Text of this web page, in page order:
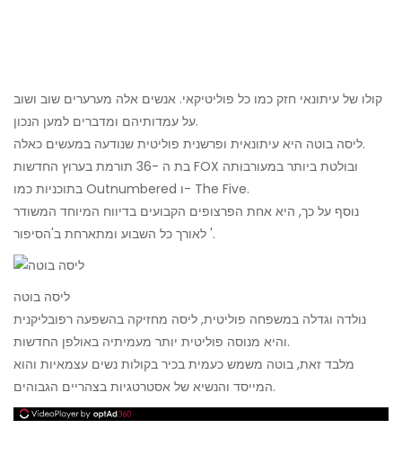
קולו של עיתונאי חזק כמו כל פוליטיקאי. אנשים אלה מערערים שוב ושוב
על עמדותיהם ומדברים למען הנכון.
ליסה בוטה היא עיתונאית ופרשנית פוליטית שנודעה במעשים כאלה.
בת ה -36 תורמת בערוץ החדשות FOX ובולטת ביותר במעורבותה
בתוכניות כמו Outnumbered ו- The Five.
נוסף על כך, היא אחת הפרצופים הקבועים בדיווח המיוחד המשודר
לאורך כל השבוע ומתארחת ב'הסיפור '.
ליסה בוטה
נולדה וגדלה במשפחה פוליטית, ליסה מחזיקה בהשפעה רפובליקנית
והיא מנוסה פוליטית יותר מעמיתיה באולפן החדשות.
מלבד זאת, בוטה משמש כעמית בכיר בקולות נשים עצמאיות והוא
המייסד והנשיא של אסטרטגיות בצהריים הגבוהים.